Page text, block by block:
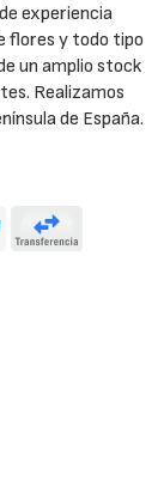
experiencia
flores y todo tipo
un amplio stock
Realizamos
de España.